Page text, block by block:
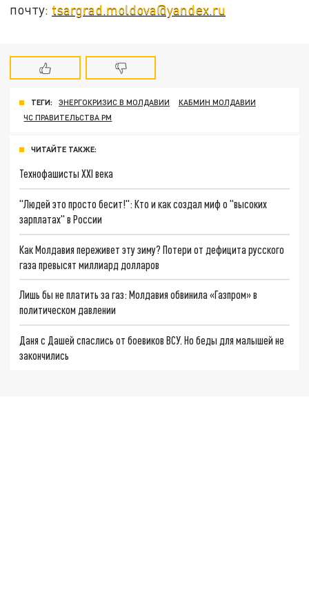
почту: tsargrad.moldova@yandex.ru
ТЕГИ: ЭНЕРГОКРИЗИС В МОЛДАВИИ
КАБМИН МОЛДАВИИ
ЧС ПРАВИТЕЛЬСТВА РМ
ЧИТАЙТЕ ТАКЖЕ:
Технофашисты XXI века
"Людей это просто бесит!": Кто и как создал миф о "высоких
зарплатах" в России
Как Молдавия переживет эту зиму? Потери от дефицита русского
газа превысят миллиард долларов
Лишь бы не платить за газ: Молдавия обвинила «Газпром» в
политическом давлении
Даня с Дашей спаслись от боевиков ВСУ. Но беды для малышей не
закончились